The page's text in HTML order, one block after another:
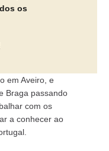
os
em Aveiro, e
Braga passando
com os
a conhecer ao